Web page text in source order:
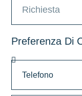
Preferenza Di